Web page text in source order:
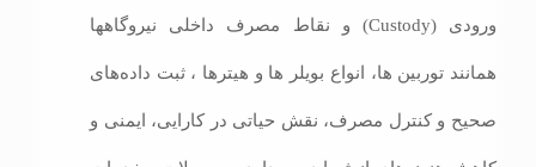
ورودی (Custody) و نقاط مصرف داخلی نیروگاهها
همانند توربین ها، انواع بویلر ها و هیترها ، ثبت داده‌های
صحیح و کنترل مصرف، نقش حیاتی در کارایی، ایمنی و